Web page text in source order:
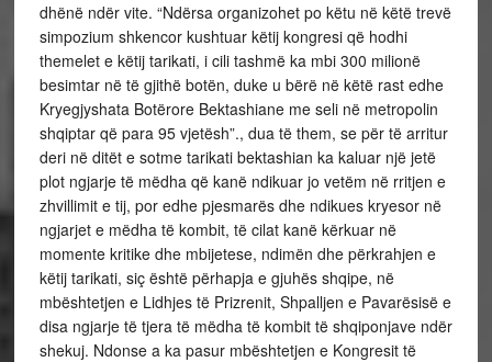
dhënë ndër vite. “Ndërsa organizohet po këtu në këtë trevë
simpozium shkencor kushtuar këtij kongresi që hodhi
themelet e këtij tarikati, i cili tashmë ka mbi 300 milionë
besimtar në të gjithë botën, duke u bërë në këtë rast edhe
Kryegjyshata Botërore Bektashiane me seli në metropolin
shqiptar që para 95 vjetësh”., dua të them, se për të arritur
deri në ditët e sotme tarikati bektashian ka kaluar një jetë
plot ngjarje të mëdha që kanë ndikuar jo vetëm në rritjen e
zhvillimit e tij, por edhe pjesmarës dhe ndikues kryesor në
ngjarjet e mëdha të kombit, të cilat kanë kërkuar në
momente kritike dhe mbijetese, ndimën dhe përkrahjen e
këtij tarikati, siç është përhapja e gjuhës shqipe, në
mbështetjen e Lidhjes të Prizrenit, Shpalljen e Pavarësisë e
disa ngjarje të tjera të mëdha të kombit të shqiponjave ndër
shekuj. Ndonse a ka pasur mbështetjen e Kongresit të